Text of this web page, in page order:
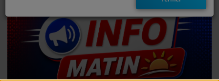
EMISSIONS
TITRES DIFFUSÉS
FRÉQUENCES